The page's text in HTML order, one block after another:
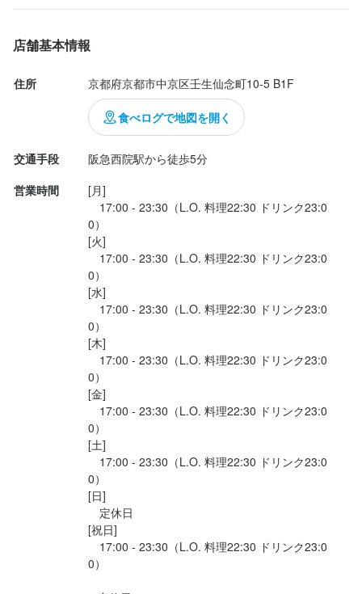
店舗基本情報
住所 京都府京都市中京区壬生仙念町10-5 B1F
食べログで地図を開く
交通手段
阪急西院駅から徒歩5分
営業時間
[月]
17:00 - 23:30（L.O. 料理22:30 ドリンク23:0
0）
[火]
17:00 - 23:30（L.O. 料理22:30 ドリンク23:0
0）
[水]
17:00 - 23:30（L.O. 料理22:30 ドリンク23:0
0）
[木]
17:00 - 23:30（L.O. 料理22:30 ドリンク23:0
0）
[金]
17:00 - 23:30（L.O. 料理22:30 ドリンク23:0
0）
[土]
17:00 - 23:30（L.O. 料理22:30 ドリンク23:0
0）
[日]
定休日
[祝日]
17:00 - 23:30（L.O. 料理22:30 ドリンク23:0
0）